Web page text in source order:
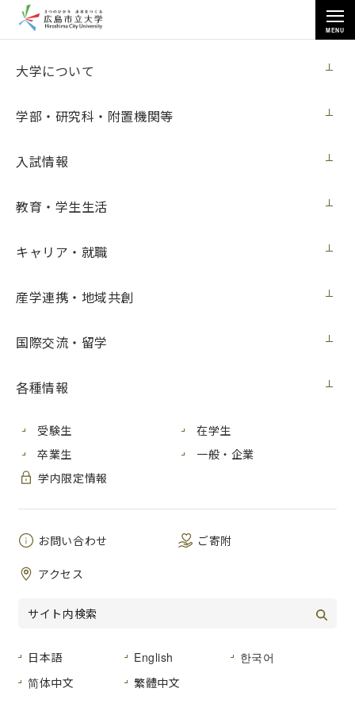
大学について
学部・研究科・附置機関等
入試情報
教育・学生生活
キャリア・就職
産学連携・地域共創
国際交流・留学
各種情報
受験生
在学生
卒業生
一般・企業
学内限定情報
アクセス
お問い合わせ ご寄附
日本語
English
简体中文
繁體中文
한국어
MENU
トップページ>お知らせ
お知らせ
報科学研究科の馬場雅志講師らが画像電子
学会で受賞（４月５日更新）
2021年２月、情報科学研究科を修了した戸田義孝さんと情報
科学研究科の馬場雅志講師らが画像電子学会誌 第50巻 第１
号 通巻255号 （2021年１月）において発表した論文が優秀
論文賞を受賞しました。優秀論文賞は、2020年・2021年を
〜第９巻 第２号)に掲載された論文の中から、選考委員によ
る評価の結果選ばれました。
受賞題目：FFDを用いたビューボリューム変形による多視点
合成レンダリング